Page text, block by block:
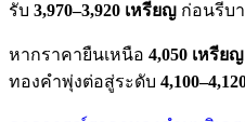
รับ 3,970–3,920 เหรียญ ก่อนรีบ
หากราคายืนเหนือ 4,050 เหรียญ
ทองคำพุ่งต่อสู่ระดับ